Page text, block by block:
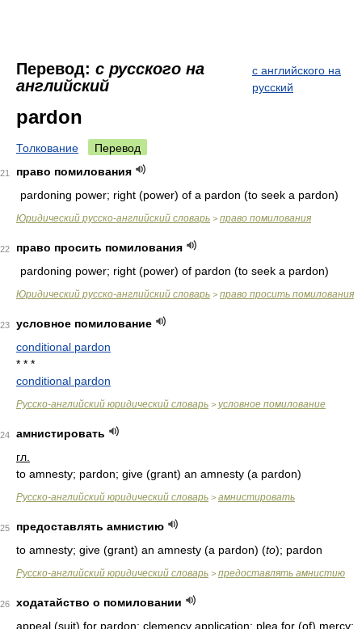
Перевод: с русского на
английский
с английского на
русский
pardon
Толкование Перевод
право помилования
pardoning power; right (power) of a pardon (to seek a pardon)
Юридический русско-английский словарь > право помилования
право просить помилования
pardoning power; right (power) of pardon (to seek a pardon)
Юридический русско-английский словарь > право просить помилования
условное помилование
conditional pardon
* * *
conditional pardon
Русско-английский юридический словарь > условное помилование
амнистировать
гл.
to amnesty; pardon; give (grant) an amnesty (a pardon)
Русско-английский юридический словарь > амнистировать
предоставлять амнистию
to amnesty; give (grant) an amnesty (a pardon) (to); pardon
Русско-английский юридический словарь > предоставлять амнистию
ходатайство о помиловании
appeal (suit) for pardon; clemency application; plea for (of) mercy;